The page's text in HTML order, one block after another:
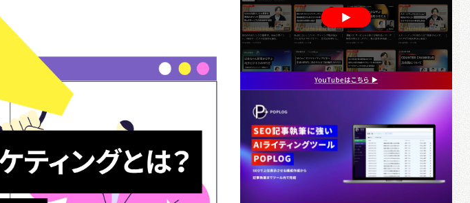
Hubspot導入支援/運用代行
MA運用代行
インタビュー/取材記事制作代行
ホワイトペーパー制作/作成代行
メルマガ制作配信代行
動画制作
採用動画制作